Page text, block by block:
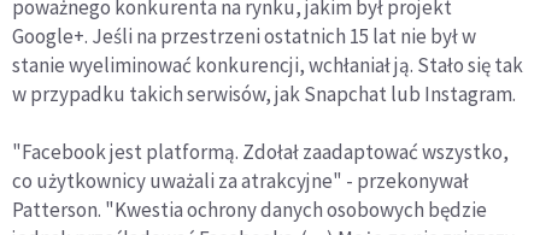
poważnego konkurenta na rynku, jakim był projekt
Google+. Jeśli na przestrzeni ostatnich 15 lat nie był w
stanie wyeliminować konkurencji, wchłaniał ją. Stało się tak
w przypadku takich serwisów, jak Snapchat lub Instagram.
"Facebook jest platformą. Zdołał zaadaptować wszystko,
co użytkownicy uważali za atrakcyjne" - przekonywał
Patterson. "Kwestia ochrony danych osobowych będzie